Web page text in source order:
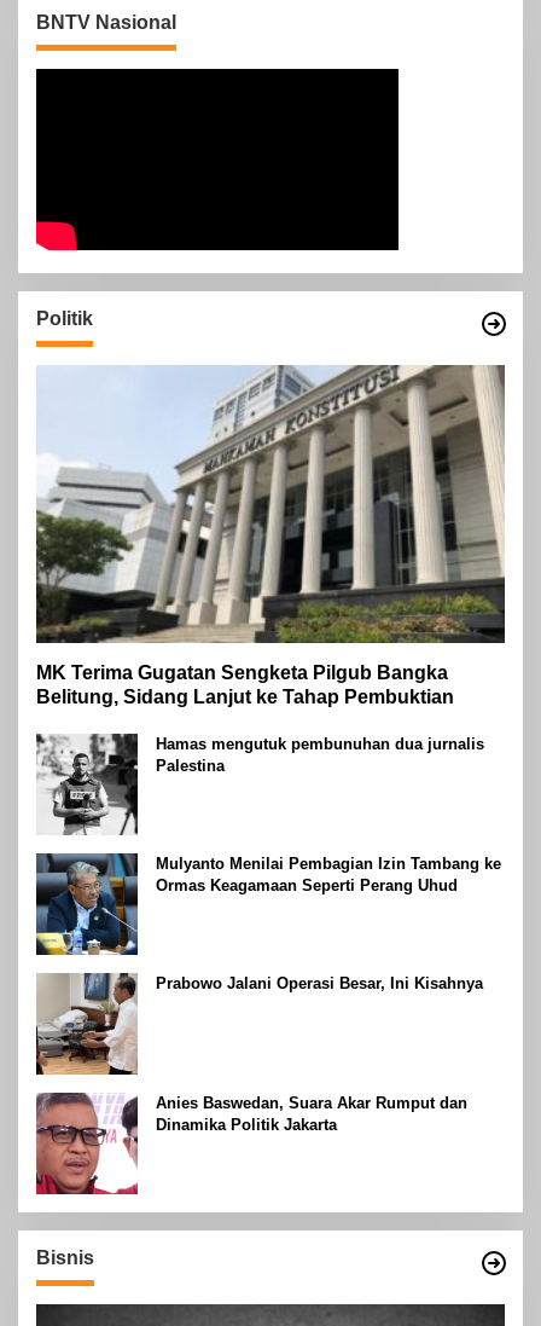
BNTV Nasional
Politik
MK Terima Gugatan Sengketa Pilgub Bangka
Belitung, Sidang Lanjut ke Tahap Pembuktian
Hamas mengutuk pembunuhan dua jurnalis
Palestina
Mulyanto Menilai Pembagian Izin Tambang ke
Ormas Keagamaan Seperti Perang Uhud
Prabowo Jalani Operasi Besar, Ini Kisahnya
Anies Baswedan, Suara Akar Rumput dan
Dinamika Politik Jakarta
Bisnis